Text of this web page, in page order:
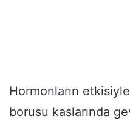
Hormonların
borusu kaslarında